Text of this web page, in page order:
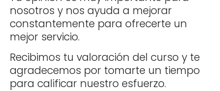
nosotros y nos ayuda a mejorar
constantemente para ofrecerte un
mejor servicio.
Recibimos tu valoración del curso y te
agradecemos por tomarte un tiempo
para calificar nuestro esfuerzo.